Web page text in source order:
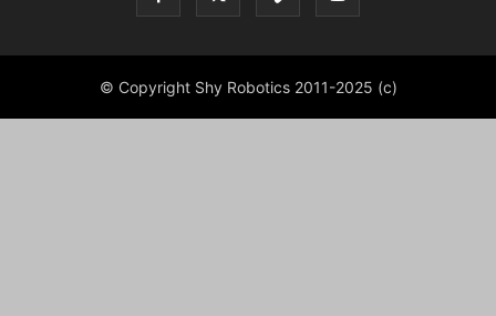
© Copyright Shy Robotics 2011-2025 (c)